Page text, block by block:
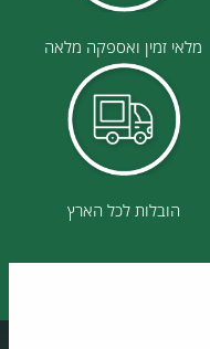
מלאי זמין ואספקה מלאה
הובלות לכל הארץ